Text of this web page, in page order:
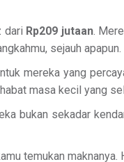
dari Rp209 jutaan.
sejauh apapun.
mereka yang
masa kecil yang
bukan sekadar
temukan